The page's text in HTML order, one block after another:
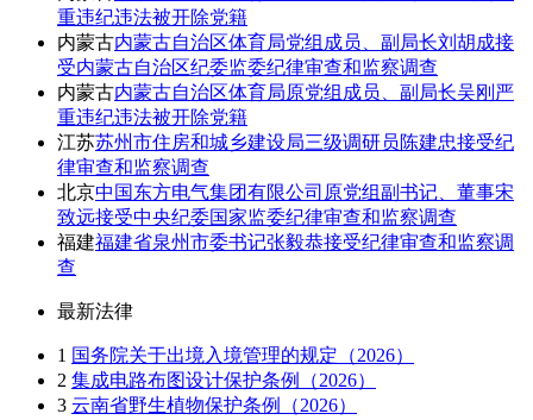
重违纪违法被开除党籍
内蒙古内蒙古自治区体育局党组成员、副局长刘胡成接
受内蒙古自治区纪委监委纪律审查和监察调查
内蒙古内蒙古自治区体育局原党组成员、副局长吴刚严
重违纪违法被开除党籍
江苏苏州市住房和城乡建设局三级调研员陈建忠接受纪
律审查和监察调查
北京中国东方电气集团有限公司原党组副书记、董事宋
致远接受中央纪委国家监委纪律审查和监察调查
福建福建省泉州市委书记张毅恭接受纪律审查和监察调
查
最新法律
1 国务院关于出境入境管理的规定（2026）
2 集成电路布图设计保护条例（2026）
3 云南省野生植物保护条例（2026）